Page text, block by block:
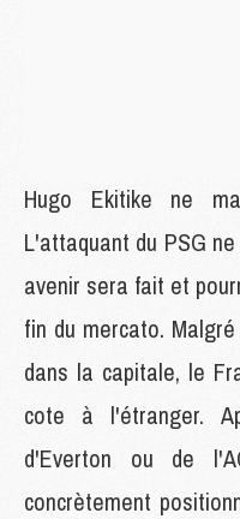
Hugo Ekitike ne
L'attaquant du PSG
avenir sera fait et
fin du mercato.
dans la capitale, le
cote à l'étranger.
d'Everton ou de
concrètement